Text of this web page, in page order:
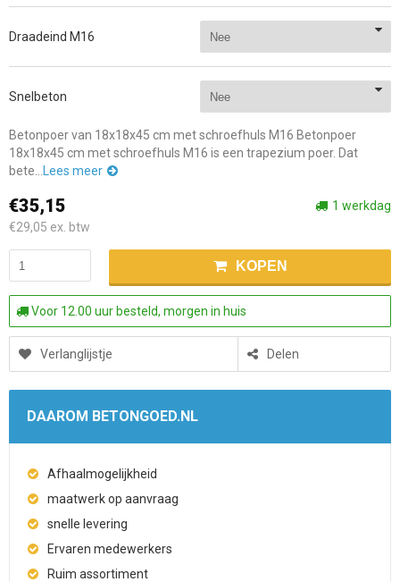
Draadeind M16
Snelbeton
Betonpoer van 18x18x45 cm met schroefhuls M16 Betonpoer
18x18x45 cm met schroefhuls M16 is een trapezium poer. Dat
bete...
Lees meer
€35,15
€29,05 ex. btw
1 werkdag
KOPEN
Voor 12.00 uur besteld, morgen in huis
Verlanglijstje Delen
DAAROM BETONGOED.NL
Afhaalmogelijkheid
maatwerk op aanvraag
snelle levering
Ervaren medewerkers
Ruim assortiment